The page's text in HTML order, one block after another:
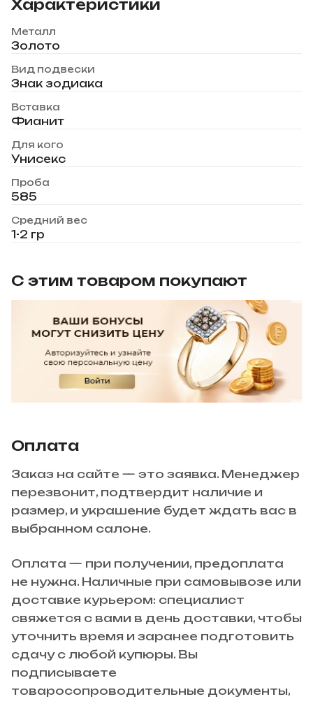
Характеристики
Металл
Золото
Вид подвески
Знак зодиака
Вставка
Фианит
Для кого
Унисекс
Проба
585
Средний вес
1-2 гр
С этим товаром покупают
Оплата
Заказ на сайте — это заявка. Менеджер
перезвонит, подтвердит наличие и
размер, и украшение будет ждать вас в
выбранном салоне.
Оплата — при получении, предоплата
не нужна. Наличные при самовывозе или
доставке курьером: специалист
свяжется с вами в день доставки, чтобы
уточнить время и заранее подготовить
сдачу с любой купюры. Вы
подписываете
товаросопроводительные документы,